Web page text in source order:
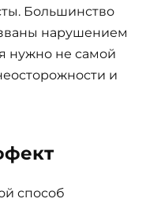
Большинство
нарушением
нужно не самой
и
способ